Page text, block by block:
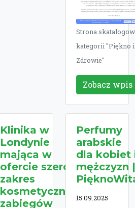
Strona
kategorii "Piękno i
Zdrowie"
Zobacz wpis
Klinika w
Londynie
mająca w
ofercie szeroki
zakres
kosmetycznych
zabiegów
Perfumy
arabskie
dla kobiet
mężczyzn |
15.09.2025